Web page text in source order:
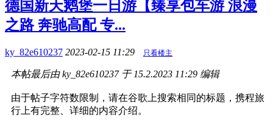
德国新天鹅堡一日游【臻享包车游 浪漫
之路 奔驰高配 专...
ky_82e610237 2023-02-15 11:29 只看楼主
本帖最后由 ky_82e610237 于 15.2.2023 11:29 编辑
由于帖子字符数限制，请在谷歌上搜索相同的标题，携程旅
行上有完整、详细的内容介绍。